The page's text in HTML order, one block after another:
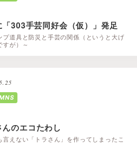
「303手芸同好会（仮）」発足
プ道具と防災と手芸の関係（というと大げ
すが）～
んのエコたわし
言えない「トラさん」を作ってしまったこ